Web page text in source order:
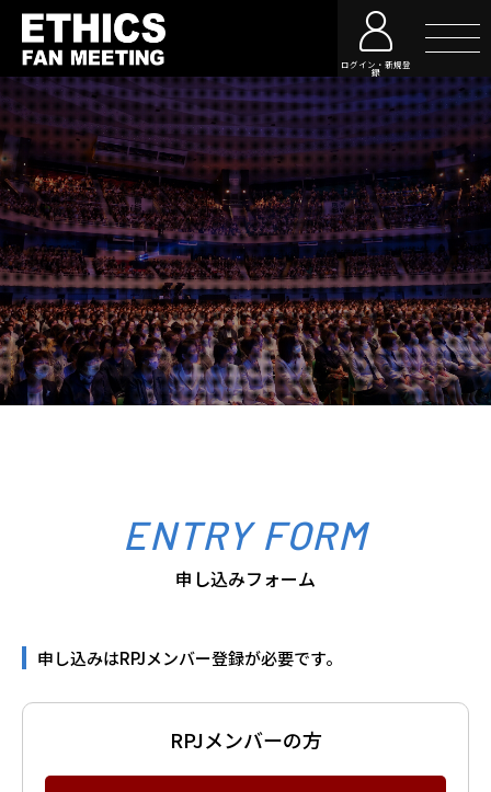
ログイン・新規登
録
ENTRY FORM
申し込みフォーム
申し込みはRPJメンバー登録が必要です。
RPJメンバーの方